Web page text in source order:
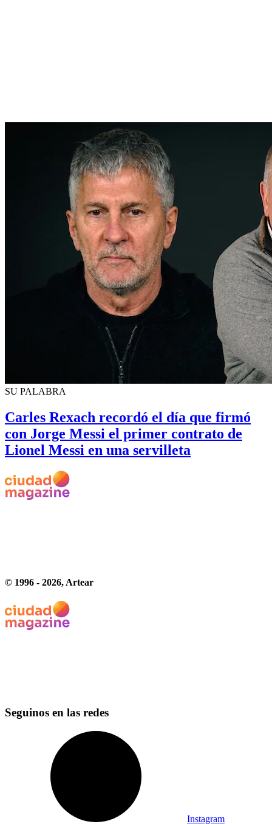
SU PALABRA
Carles Rexach recordó el día que firmó
con Jorge Messi el primer contrato de
Lionel Messi en una servilleta
© 1996 - 2026, Artear
Seguinos en las redes
Instagram